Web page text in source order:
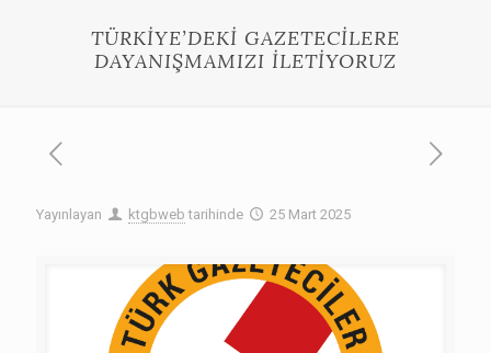
TÜRKİYE’DEKİ GAZETECİLERE
DAYANIŞMAMIZI İLETİYORUZ
Yayınlayan ktgbweb tarihinde 25 Mart 2025